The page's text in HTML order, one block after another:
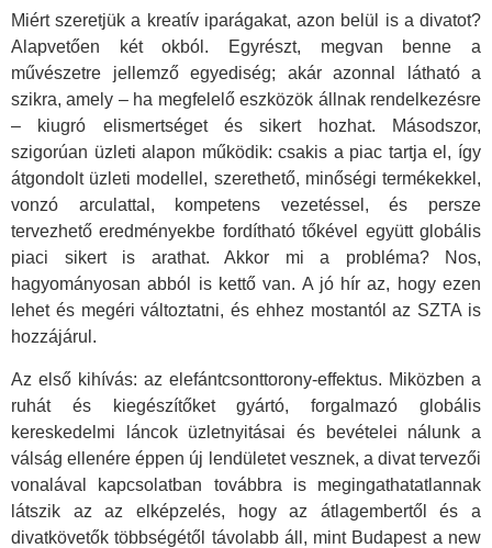
Miért szeretjük a kreatív iparágakat, azon belül is a divatot?
Alapvetően két okból. Egyrészt, megvan benne a
művészetre jellemző egyediség; akár azonnal látható a
szikra, amely – ha megfelelő eszközök állnak rendelkezésre
– kiugró elismertséget és sikert hozhat. Másodszor,
szigorúan üzleti alapon működik: csakis a piac tartja el, így
átgondolt üzleti modellel, szerethető, minőségi termékekkel,
vonzó arculattal, kompetens vezetéssel, és persze
tervezhető eredményekbe fordítható tőkével együtt globális
piaci sikert is arathat. Akkor mi a probléma? Nos,
hagyományosan abból is kettő van. A jó hír az, hogy ezen
lehet és megéri változtatni, és ehhez mostantól az SZTA is
hozzájárul.
Az első kihívás: az elefántcsonttorony-effektus. Miközben a
ruhát és kiegészítőket gyártó, forgalmazó globális
kereskedelmi láncok üzletnyitásai és bevételei nálunk a
válság ellenére éppen új lendületet vesznek, a divat tervezői
vonalával kapcsolatban továbbra is megingathatatlannak
látszik az az elképzelés, hogy az átlagembertől és a
divatkövetők többségétől távolabb áll, mint Budapest a new